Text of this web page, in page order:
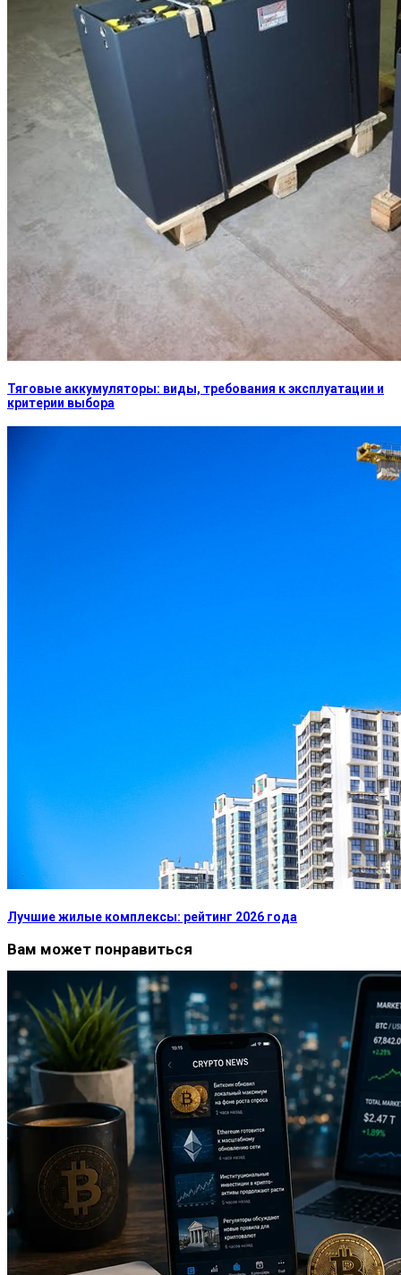
Тяговые аккумуляторы: виды, требования к эксплуатации и
критерии выбора
Лучшие жилые комплексы: рейтинг 2026 года
Вам может понравиться